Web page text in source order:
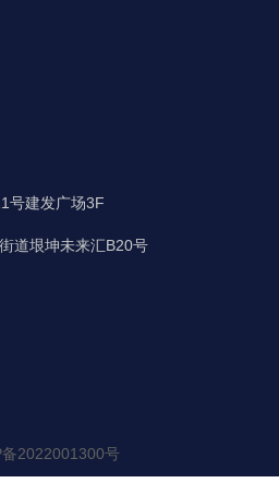
号建发广场3F
道垠坤未来汇B20号
备2022001300号